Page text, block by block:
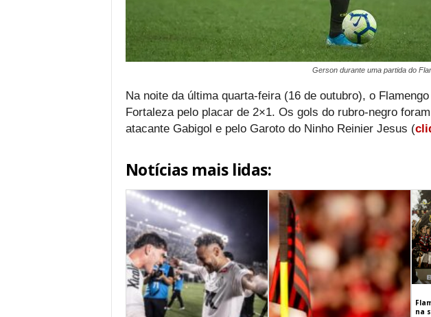
Gerson durante uma partida do
Na noite da última quarta-feira (16 de outubro), o
Fortaleza pelo placar de 2×1. Os gols do rubro-negro
atacante Gabigol e pelo Garoto do Ninho Reinier Jesus (
Notícias mais lidas:
na